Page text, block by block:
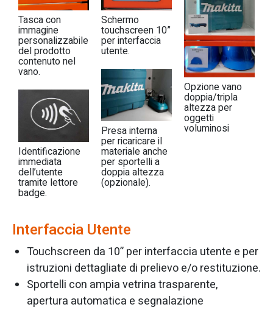
Tasca con
immagine
personalizzabile
del prodotto
contenuto nel
vano.
Schermo
touchscreen 10”
per interfaccia
utente.
Opzione vano
doppia/tripla
altezza per
oggetti
voluminosi
Presa interna
per ricaricare il
materiale anche
per sportelli a
doppia altezza
(opzionale).
Identificazione
immediata
dell’utente
tramite lettore
badge.
Interfaccia Utente
Touchscreen da 10” per interfaccia utente e per
istruzioni dettagliate di prelievo e/o restituzione.
Sportelli con ampia vetrina trasparente,
apertura automatica e segnalazione